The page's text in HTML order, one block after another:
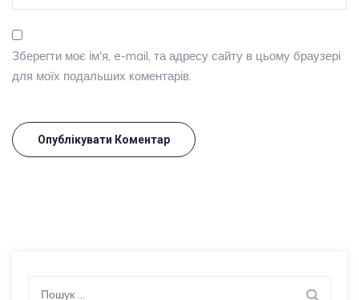
Зберегти моє ім'я, e-mail, та адресу сайту в цьому браузері
для моїх подальших коментарів.